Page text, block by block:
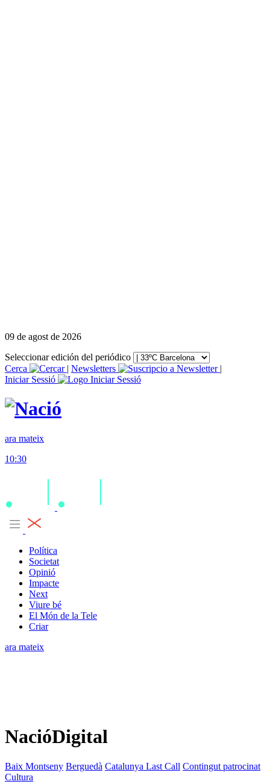
09 de agost de 2026
Seleccionar edición del periódico
Cerca
| Newsletters
|
Iniciar Sessió
ara mateix
10:30
Política
Societat
Opinió
Impacte
Next
Viure bé
El Món de la Tele
Criar
ara mateix
NacióDigital
Baix Montseny Berguedà Catalunya Last Call Contingut patrocinat
Cultura